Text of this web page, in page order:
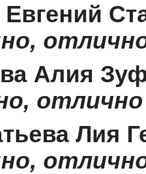
Евгений
Алия
отлично